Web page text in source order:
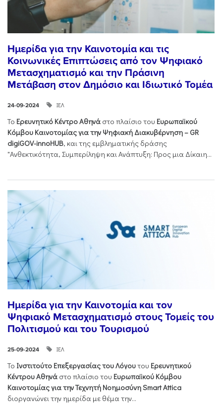
Ημερίδα για την Καινοτομία και τις
Κοινωνικές Επιπτώσεις από τον Ψηφιακό
Μετασχηματισμό και την Πράσινη
Μετάβαση στον Δημόσιο και Ιδιωτικό Τομέα
24-09-2024 ΙΕΛ
Το Ερευνητικό Κέντρο Αθηνά στο πλαίσιο του Ευρωπαϊκού
Κόμβου Καινοτομίας για την Ψηφιακή Διακυβέρνηση – GR
digiGOV-innoHUB, και της εμβληματικής δράσης
"Ανθεκτικότητα, Συμπερίληψη και Ανάπτυξη: Προς μια Δίκαιη...
Ημερίδα για την Καινοτομία και τον
Ψηφιακό Μετασχηματισμό στους Τομείς του
Πολιτισμού και του Τουρισμού
25-09-2024 ΙΕΛ
Το Ινστιτούτο Επεξεργασίας του Λόγουτου Ερευνητικού
Κέντρου Αθηνά στο πλαίσιο του Ευρωπαϊκού Κόμβου
Καινοτομίας για την Τεχνητή Νοημοσύνη Smart Attica
διοργανώνει την ημερίδα με θέμα την...